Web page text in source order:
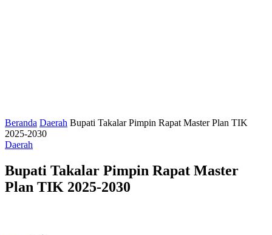
Beranda Daerah Bupati Takalar Pimpin Rapat Master Plan TIK
2025-2030
Daerah
Bupati Takalar Pimpin Rapat Master
Plan TIK 2025-2030